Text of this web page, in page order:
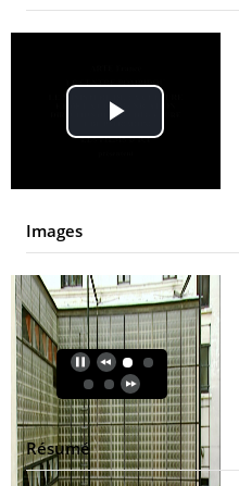
Play
Video
Images
Résumé